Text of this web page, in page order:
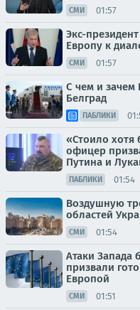
СМИ 01:57
Экс-
Европу к
СМИ 01:57
С чем и зачем
Белград
ПАБЛИКИ
«Стоило хотя
офицер
Путина и
ПАБЛИКИ 01:54
Воздушную
областей
СМИ 01:54
Атаки Запада
призвали
Европой
СМИ 01:51